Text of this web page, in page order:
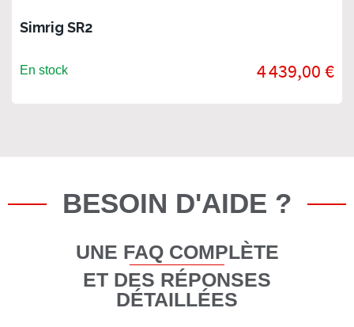
Simrig SR2
En stock 4 439,00 €
BESOIN D'AIDE ?
UNE FAQ COMPLÈTE
ET DES RÉPONSES
DÉTAILLÉES